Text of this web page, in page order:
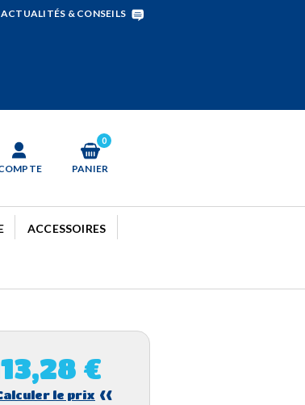
ACTUALITÉS & CONSEILS
PANIER
0
ACCESSOIRES
€
le prix <<